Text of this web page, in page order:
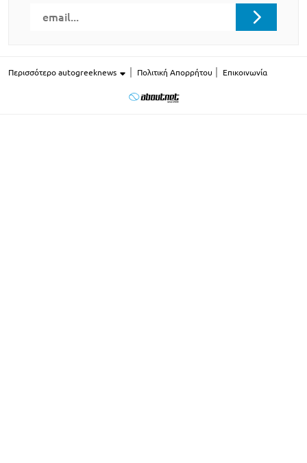
Περισσότερο autogreeknews Πολιτική Απορρήτου Επικοινωνία